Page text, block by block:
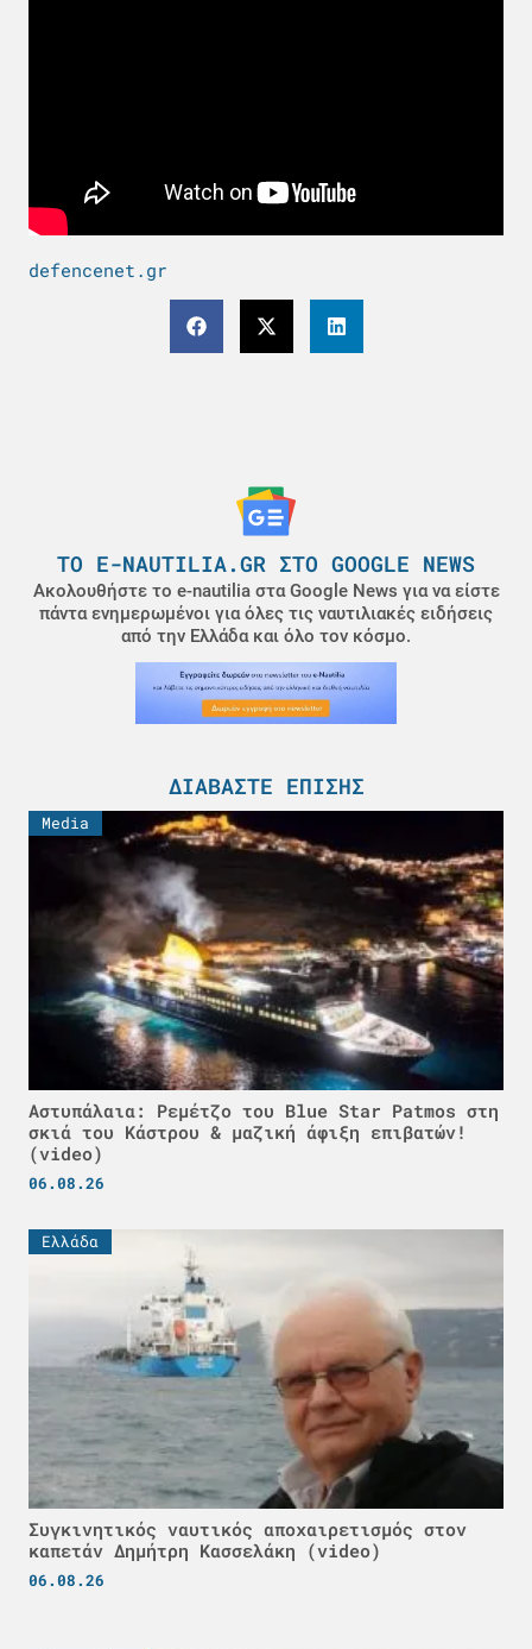
defencenet.gr
ΤΟ E-NAUTILIA.GR ΣΤΟ GOOGLE NEWS
Ακολουθήστε το e-nautilia στα Google News για να είστε
πάντα ενημερωμένοι για όλες τις ναυτιλιακές ειδήσεις
από την Ελλάδα και όλο τον κόσμο.
ΔΙΑΒΆΣΤΕ ΕΠΊΣΗΣ
Media
Αστυπάλαια: Ρεμέτζο του Blue Star Patmos στη
σκιά του Κάστρου & μαζική άφιξη επιβατών!
(video)
06.08.26
Ελλάδα
Συγκινητικός ναυτικός αποχαιρετισμός στον
καπετάν Δημήτρη Κασσελάκη (video)
06.08.26